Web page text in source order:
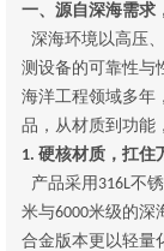
一、源自深海需求
深海环境以高压
测设备的可靠性与
海洋工程领域多年
品，从材质到功能
1. 硬核材质，扛住
产品采用 316L不
米与6000米级的深
合金版本更以轻量